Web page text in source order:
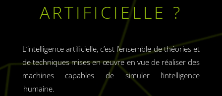
ARTIFICIELLE ?
L’intelligence artificielle, c’est l’ensemble de théories et
de techniques mises en œuvre en vue de réaliser des
machines capables de simuler l’intelligence
humaine.